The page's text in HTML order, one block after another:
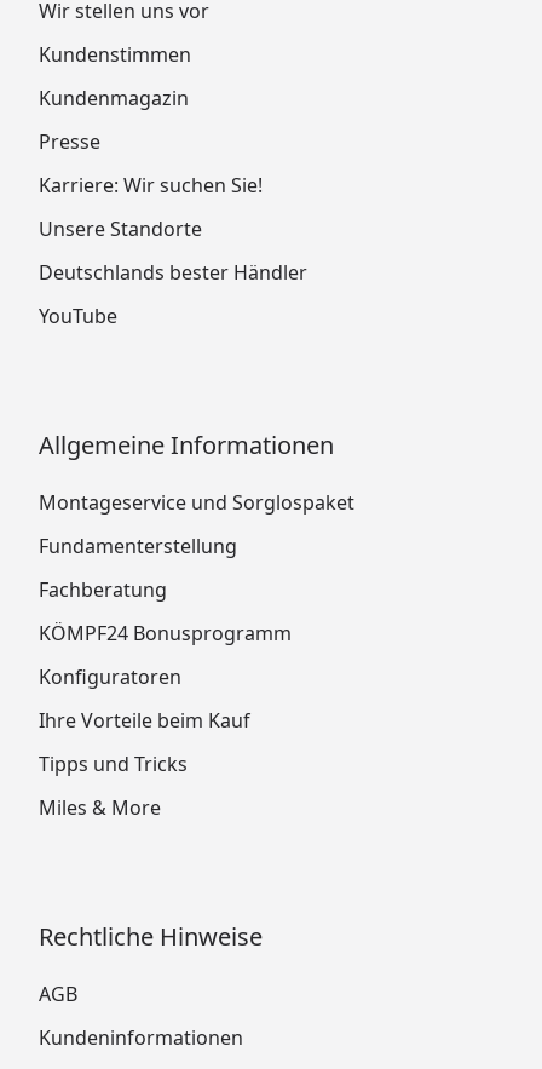
Wir stellen uns vor
Kundenstimmen
Kundenmagazin
Presse
Karriere: Wir suchen Sie!
Unsere Standorte
Deutschlands bester Händler
YouTube
Allgemeine Informationen
Montageservice und Sorglospaket
Fundamenterstellung
Fachberatung
KÖMPF24 Bonusprogramm
Konfiguratoren
Ihre Vorteile beim Kauf
Tipps und Tricks
Miles & More
Rechtliche Hinweise
AGB
Kundeninformationen